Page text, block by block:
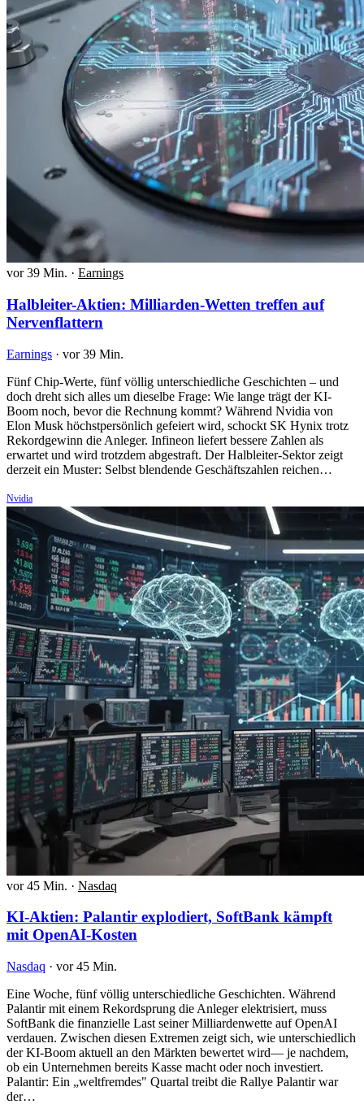
vor 39 Min. · Earnings
Halbleiter-Aktien: Milliarden-Wetten treffen auf
Nervenflattern
Earnings · vor 39 Min.
Fünf Chip-Werte, fünf völlig unterschiedliche Geschichten – und
doch dreht sich alles um dieselbe Frage: Wie lange trägt der KI-
Boom noch, bevor die Rechnung kommt? Während Nvidia von
Elon Musk höchstpersönlich gefeiert wird, schockt SK Hynix trotz
Rekordgewinn die Anleger. Infineon liefert bessere Zahlen als
erwartet und wird trotzdem abgestraft. Der Halbleiter-Sektor zeigt
derzeit ein Muster: Selbst blendende Geschäftszahlen reichen…
Nvidia
vor 45 Min. · Nasdaq
KI-Aktien: Palantir explodiert, SoftBank kämpft
mit OpenAI-Kosten
Nasdaq · vor 45 Min.
Eine Woche, fünf völlig unterschiedliche Geschichten. Während
Palantir mit einem Rekordsprung die Anleger elektrisiert, muss
SoftBank die finanzielle Last seiner Milliardenwette auf OpenAI
verdauen. Zwischen diesen Extremen zeigt sich, wie unterschiedlich
der KI-Boom aktuell an den Märkten bewertet wird— je nachdem,
ob ein Unternehmen bereits Kasse macht oder noch investiert.
Palantir: Ein „weltfremdes" Quartal treibt die Rallye Palantir war
der…